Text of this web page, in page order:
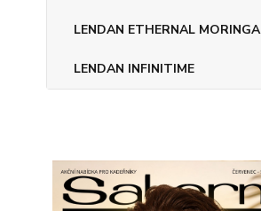
LENDAN ETHERNAL MORINGA
LENDAN INFINITIME